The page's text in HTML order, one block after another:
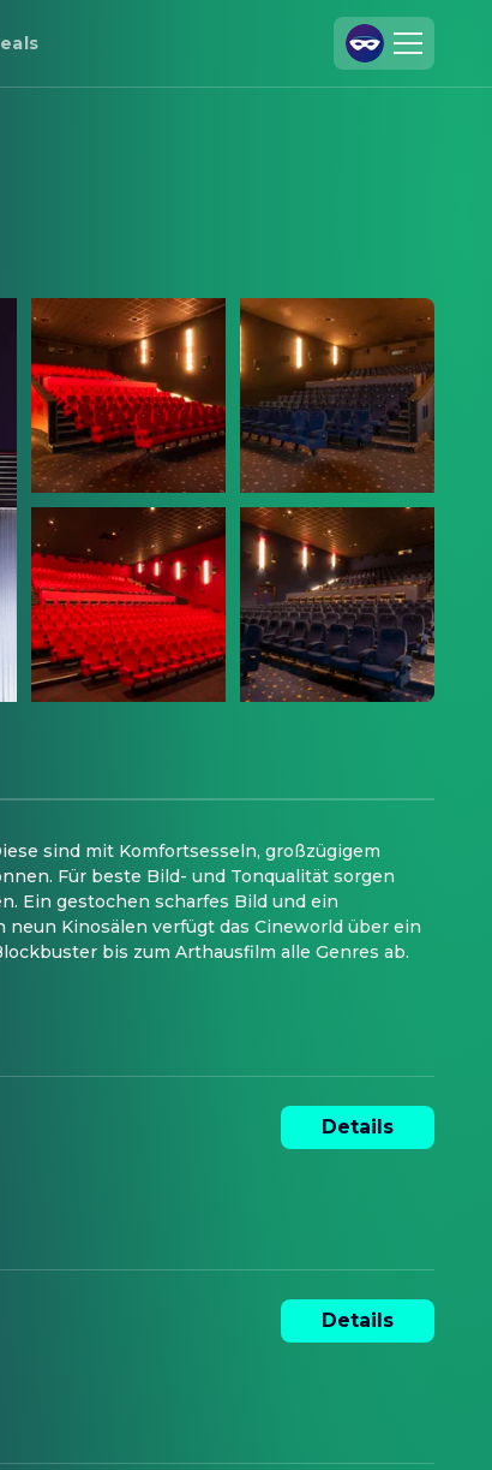
Data Security
Privacy Settings
sind mit Komfortsesseln, großzügigem
Für beste Bild- und Tonqualität sorgen
Ein gestochen scharfes Bild und ein
Kinosälen verfügt das Cineworld über ein
bis zum Arthausfilm alle Genres ab.
Details
Details